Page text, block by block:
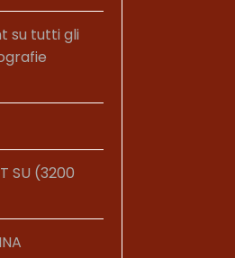
su tutti gli
SU (3200